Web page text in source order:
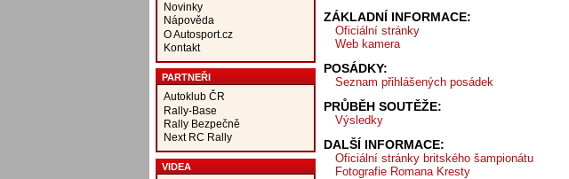
Novinky
Nápověda
O Autosport.cz
Kontakt
PARTNEŘI
Autoklub ČR
Rally-Base
Rally Bezpečně
Next RC Rally
VIDEA
ZÁKLADNÍ INFORMACE:
Oficiální stránky
Web kamera
POSÁDKY:
Seznam přihlášených posádek
PRŮBĚH SOUTĚŽE:
Výsledky
DALŠÍ INFORMACE:
Oficiální stránky britského šampionátu
Fotografie Romana Kresty